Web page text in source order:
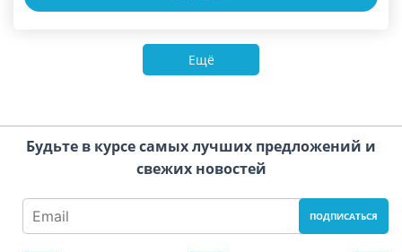
Ещё
Будьте в курсе самых лучших предложений и
свежих новостей